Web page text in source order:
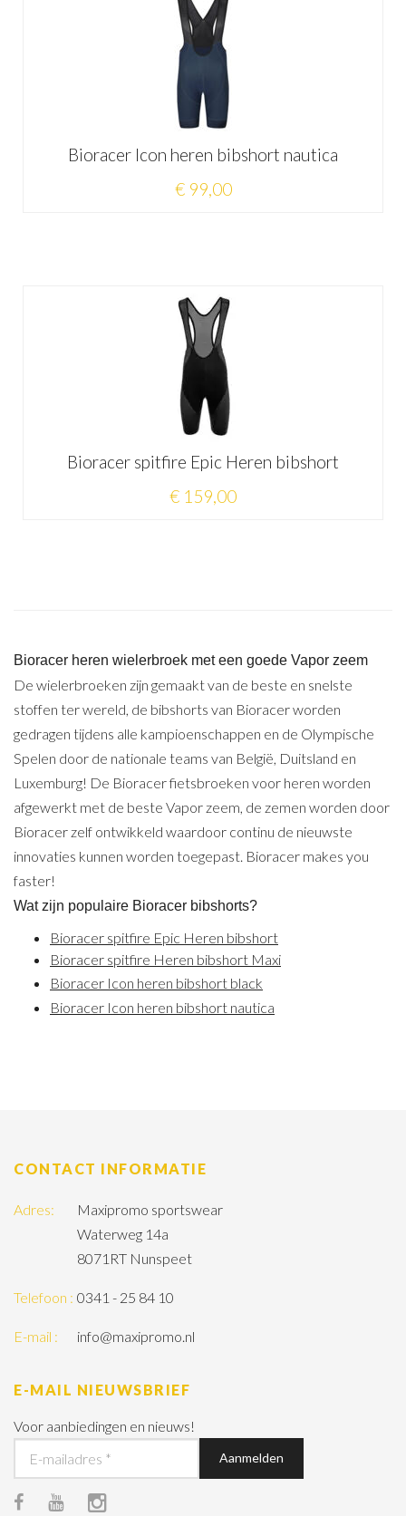
Bioracer Icon heren bibshort nautica
€ 99,00
Bioracer spitfire Epic Heren bibshort
€ 159,00
Bioracer heren wielerbroek met een goede Vapor zeem
De wielerbroeken zijn gemaakt van de beste en snelste
stoffen ter wereld, de bibshorts van Bioracer worden
gedragen tijdens alle kampioenschappen en de Olympische
Spelen door de nationale teams van België, Duitsland en
Luxemburg! De Bioracer fietsbroeken voor heren worden
afgewerkt met de beste Vapor zeem, de zemen worden door
Bioracer zelf ontwikkeld waardoor continu de nieuwste
innovaties kunnen worden toegepast. Bioracer makes you
faster!
Wat zijn populaire Bioracer bibshorts?
Bioracer spitfire Epic Heren bibshort
Bioracer spitfire Heren bibshort Maxi
Bioracer Icon heren bibshort black
Bioracer Icon heren bibshort nautica
CONTACT INFORMATIE
Adres:
Maxipromo sportswear
Waterweg 14a
8071RT Nunspeet
Telefoon : 0341 - 25 84 10
E-mail : info@maxipromo.nl
E-MAIL NIEUWSBRIEF
Voor aanbiedingen en nieuws!